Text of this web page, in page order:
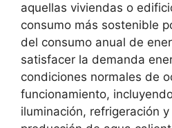
aquellas viviendas o
consumo más sostenible
del consumo anual de
satisfacer la demanda
condiciones normales de
funcionamiento,
iluminación, refrigeración